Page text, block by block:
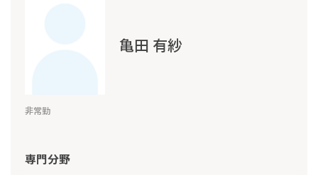
亀田 有紗
非常勤
専門分野